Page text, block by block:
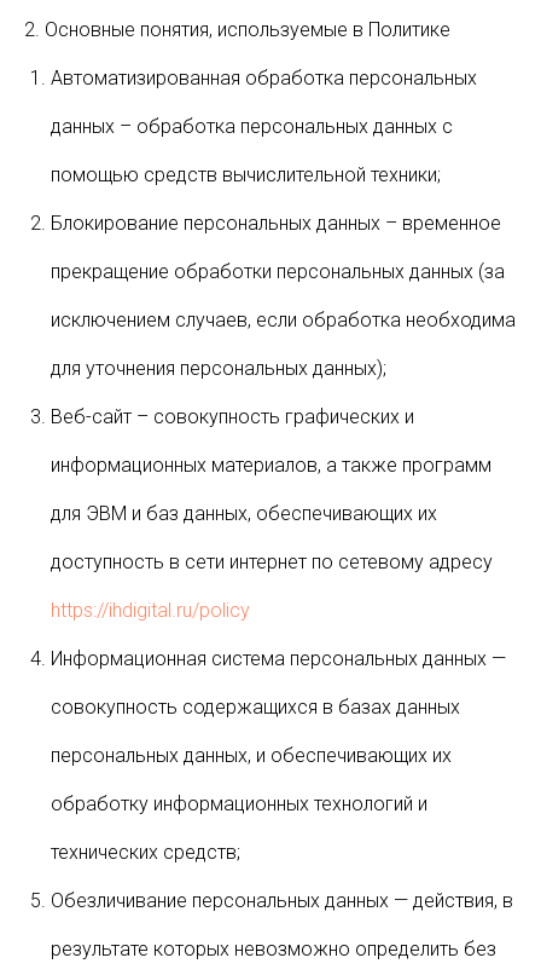
2. Основные понятия, используемые в Политике
Автоматизированная обработка персональных
данных – обработка персональных данных с
помощью средств вычислительной техники;
Блокирование персональных данных – временное
прекращение обработки персональных данных (за
исключением случаев, если обработка необходима
для уточнения персональных данных);
Веб-сайт – совокупность графических и
информационных материалов, а также программ
для ЭВМ и баз данных, обеспечивающих их
доступность в сети интернет по сетевому адресу
https://ihdigital.ru/policy
Информационная система персональных данных —
совокупность содержащихся в базах данных
персональных данных, и обеспечивающих их
обработку информационных технологий и
технических средств;
Обезличивание персональных данных — действия, в
результате которых невозможно определить без